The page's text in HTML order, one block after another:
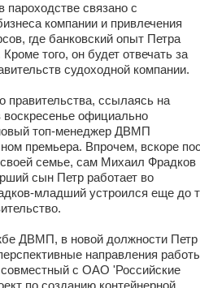
пароходстве связано с
компании и привлечения
где банковский опыт Петра
того, он будет отвечать за
судоходной компании.
правительства, ссылаясь на
официально
топ-менеджер ДВМП
премьера. Впрочем, вскоре
семье, сам Михаил Фрадков
сын Петр работает во
младший устроился еще до
ДВМП, в новой должности Петр
направления
с ОАО 'Российские
по созданию контейнерной